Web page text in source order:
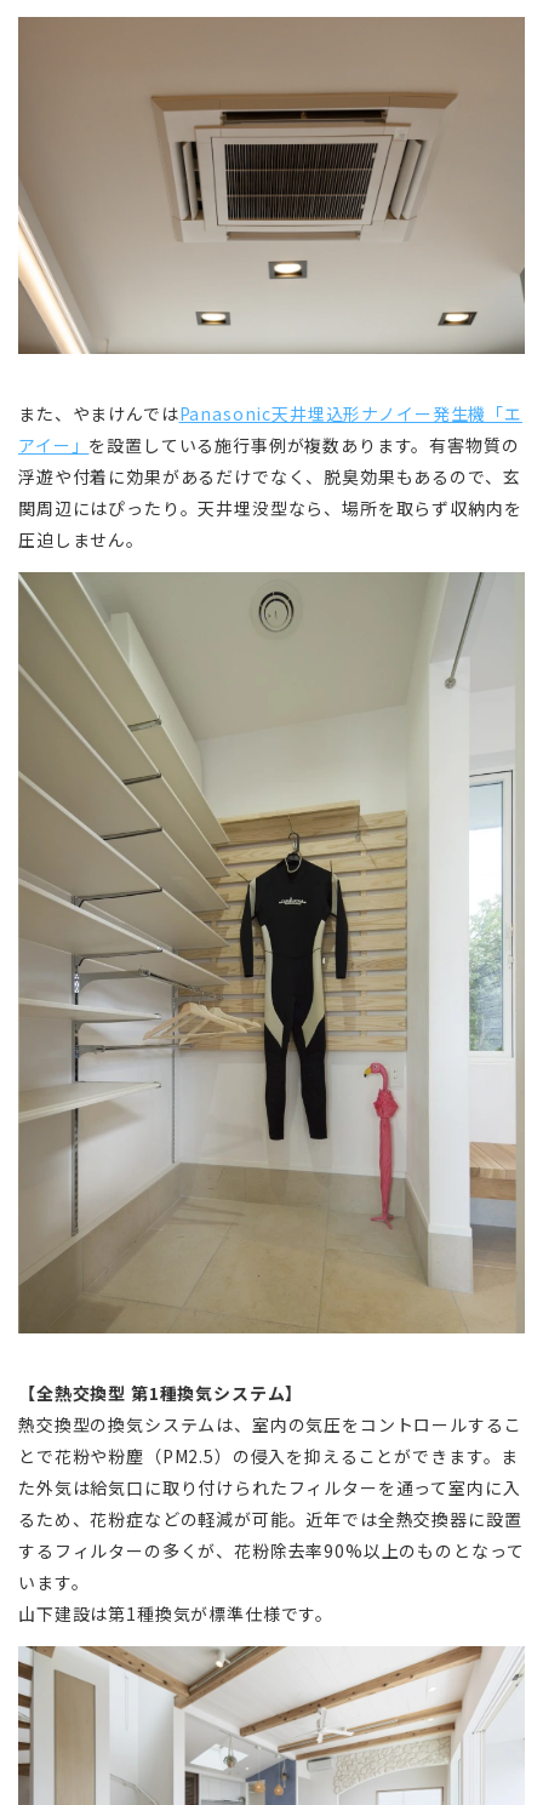
また、やまけんではPanasonic天井埋込形ナノイー発生機「エ
アイー」 を設置している施行事例が複数あります。有害物質の
浮遊や付着に効果があるだけでなく、脱臭効果もあるので、玄
関周辺にはぴったり。天井埋没型なら、場所を取らず収納内を
圧迫しません。
【全熱交換型 第1種換気システム】
熱交換型の換気システムは、室内の気圧をコントロールするこ
とで花粉や粉塵（PM2.5）の侵入を抑えることができます。ま
た外気は給気口に取り付けられたフィルターを通って室内に入
るため、花粉症などの軽減が可能。近年では全熱交換器に設置
するフィルターの多くが、花粉除去率90%以上のものとなって
います。
山下建設は第1種換気が標準仕様です。